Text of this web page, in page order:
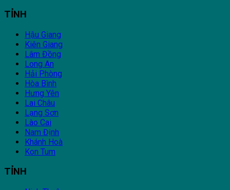
TỈNH
Hậu Giang
Kiên Giang
Lâm Đồng
Long An
Hải Phòng
Hòa Bình
Hưng Yên
Lai Châu
Lạng Sơn
Lào Cai
Nam Định
Khánh Hoà
Kon Tum
TỈNH